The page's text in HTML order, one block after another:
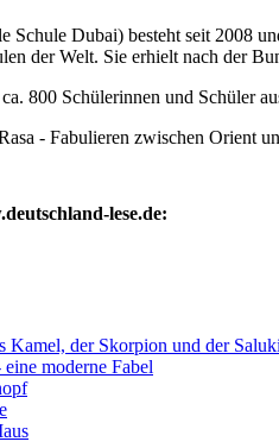
Schule Dubai) besteht seit 2008
der Welt. Sie erhielt nach der
800 Schülerinnen und Schüler
- Fabulieren zwischen Orient
lese.de:
Kamel, der Skorpion und der Saluki
moderne Fabel